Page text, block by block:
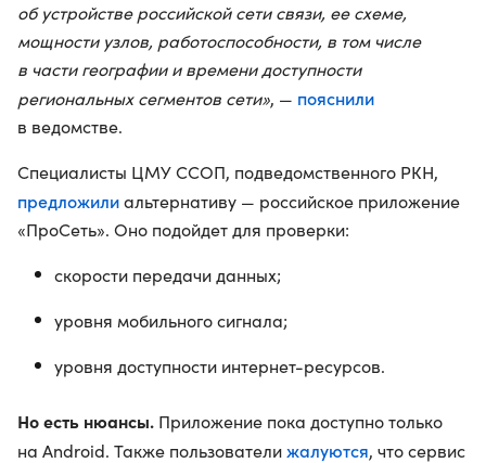
об устройстве российской сети связи, ее схеме,
мощности узлов, работоспособности, в том числе
в части географии и времени доступности
региональных сегментов сети», — пояснили
в ведомстве.
Специалисты ЦМУ ССОП, подведомственного РКН,
предложилиальтернативу — российское приложение
«ПроСеть». Оно подойдет для проверки:
скорости передачи данных;
уровня мобильного сигнала;
уровня доступности интернет-ресурсов.
Но есть нюансы. Приложение пока доступно только
на Android. Также пользователижалуются, что сервис